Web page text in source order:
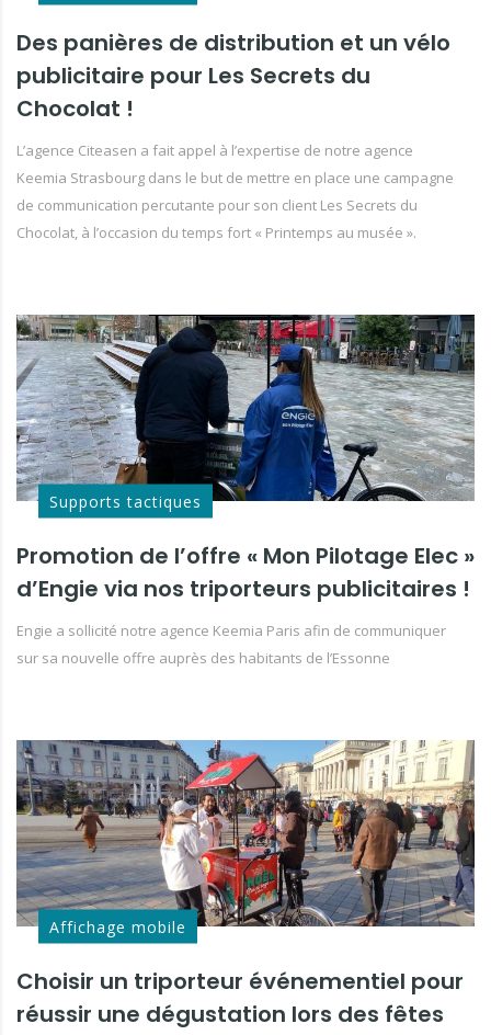
Des panières de distribution et un vélo
publicitaire pour Les Secrets du
Chocolat !
L’agence Citeasen a fait appel à l’expertise de notre agence
Keemia Strasbourg dans le but de mettre en place une campagne
de communication percutante pour son client Les Secrets du
Chocolat, à l’occasion du temps fort « Printemps au musée ».
Supports tactiques
Promotion de l’offre « Mon Pilotage Elec »
d’Engie via nos triporteurs publicitaires !
Engie a sollicité notre agence Keemia Paris afin de communiquer
sur sa nouvelle offre auprès des habitants de l’Essonne
Affichage mobile
Choisir un triporteur événementiel pour
réussir une dégustation lors des fêtes